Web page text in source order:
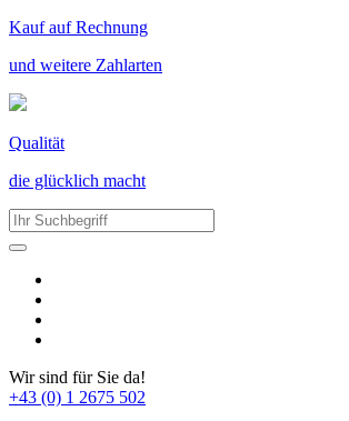
Kauf auf Rechnung
und weitere Zahlarten
Qualität
die glücklich macht
Wir sind für Sie da!
+43 (0) 1 2675 502